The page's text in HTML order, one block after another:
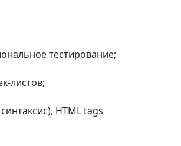
тестирование;
листов;
HTML tags